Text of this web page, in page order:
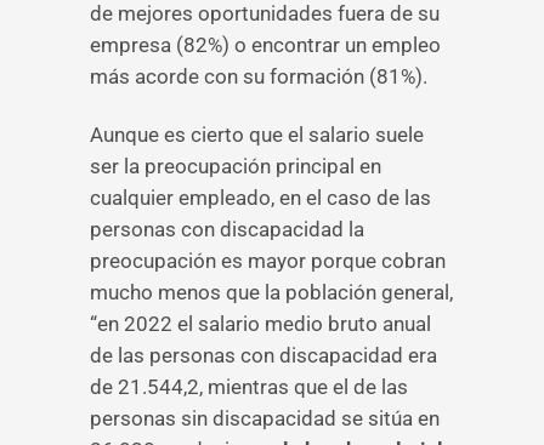
de mejores oportunidades fuera de su
empresa (82%) o encontrar un empleo
más acorde con su formación (81%).
Aunque es cierto que el salario suele
ser la preocupación principal en
cualquier empleado, en el caso de las
personas con discapacidad la
preocupación es mayor porque cobran
mucho menos que la población general,
“en 2022 el salario medio bruto anual
de las personas con discapacidad era
de 21.544,2, mientras que el de las
personas sin discapacidad se sitúa en